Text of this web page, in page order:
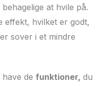
at hvile på.
effekt, hvilket er godt,
sover i et mindre
de funktioner, du